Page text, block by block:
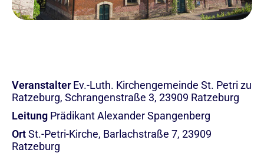
Veranstalter Ev.-Luth. Kirchengemeinde St. Petri zu
Ratzeburg, Schrangenstraße 3, 23909 Ratzeburg
Leitung Prädikant Alexander Spangenberg
OrtSt.-Petri-Kirche, Barlachstraße 7, 23909
Ratzeburg